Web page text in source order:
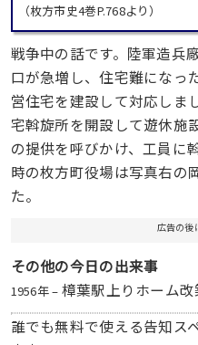
（枚方市史4巻P.768より）
戦争中の話です。陸軍造兵
口が急増し、住宅難になっ
営住宅を建設して対応しま
宅斡旋所を開設して遊休施
の提供を呼びかけ、工員に
時の枚方町役場は写真右の
た。
広告の後
その他の今日の出来事
1956年 – 樟葉駅上りホーム改
誰でも無料で使える告知ス